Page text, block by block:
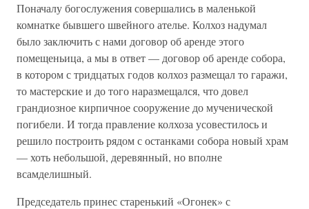
Поначалу богослужения совершались в маленькой
комнатке бывшего швейного ателье. Колхоз надумал
было заключить с нами договор об аренде этого
помещеньица, а мы в ответ — договор об аренде собора,
в котором с тридцатых годов колхоз размещал то гаражи,
то мастерские и до того наразмещался, что довел
грандиозное кирпичное сооружение до мученической
погибели. И тогда правление колхоза усовестилось и
решило построить рядом с останками собора новый храм
— хоть небольшой, деревянный, но вполне
всамделишный.
Председатель принес старенький «Огонек» с